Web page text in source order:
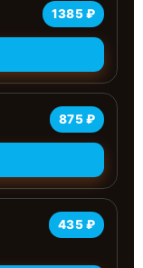
1385 ₽
875 ₽
435 ₽